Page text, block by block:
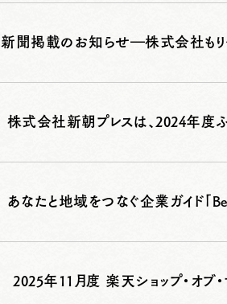
新聞掲載のお知らせ―株式会社も
あなたと地域をつなぐ企業ガイド「
2025年11月度 楽天ショップ・オブ